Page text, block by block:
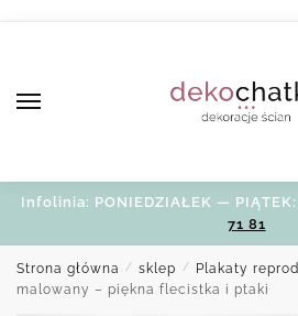
Infolinia: PONIEDZIAŁEK —
71 81
Strona główna / sklep / Plakaty
malowany – piękna flecistka i ptaki